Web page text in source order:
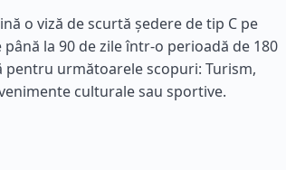
o viză de scurtă ședere de tip C pe
la 90 de zile într-o perioadă de 180
pentru următoarele scopuri: Turism,
culturale sau sportive.